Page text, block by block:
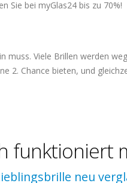
Sie bei myGlas24 bis zu 70%!
muss. Viele Brillen werden
2. Chance bieten, und
funktioniert
neu